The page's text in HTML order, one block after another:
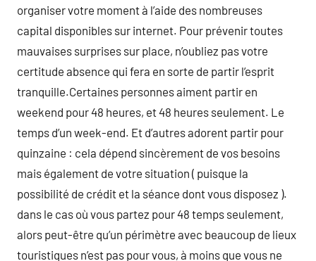
organiser votre moment à l’aide des nombreuses
capital disponibles sur internet. Pour prévenir toutes
mauvaises surprises sur place, n’oubliez pas votre
certitude absence qui fera en sorte de partir l’esprit
tranquille.Certaines personnes aiment partir en
weekend pour 48 heures, et 48 heures seulement. Le
temps d’un week-end. Et d’autres adorent partir pour
quinzaine : cela dépend sincèrement de vos besoins
mais également de votre situation ( puisque la
possibilité de crédit et la séance dont vous disposez ).
dans le cas où vous partez pour 48 temps seulement,
alors peut-être qu’un périmètre avec beaucoup de lieux
touristiques n’est pas pour vous, à moins que vous ne